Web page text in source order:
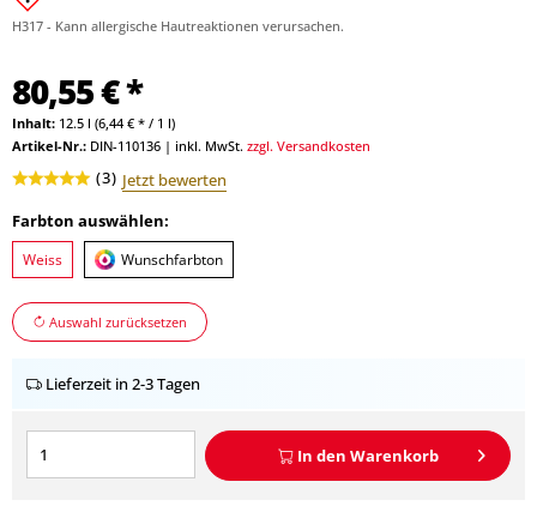
H317 - Kann allergische Hautreaktionen verursachen.
80,55 € *
Inhalt: 12.5 l (6,44 € * / 1 l)
Artikel-Nr.: DIN-110136 | inkl. MwSt. zzgl. Versandkosten
(3) Jetzt bewerten
Farbton auswählen:
Weiss Wunschfarbton
Auswahl zurücksetzen
Lieferzeit in 2-3 Tagen
In den Warenkorb